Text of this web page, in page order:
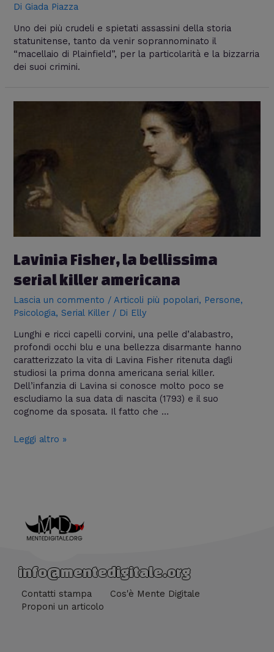
Di Giada Piazza
Uno dei più crudeli e spietati assassini della storia
statunitense, tanto da venir soprannominato il
“macellaio di Plainfield”, per la particolarità e la bizzarria
dei suoi crimini.
Lavinia Fisher, la bellissima
serial killer americana
Lascia un commento / Articoli più popolari, Persone,
Psicologia,Serial Killer / Di Elly
Lunghi e ricci capelli corvini, una pelle d’alabastro,
profondi occhi blu e una bellezza disarmante hanno
caratterizzato la vita di Lavina Fisher ritenuta dagli
studiosi la prima donna americana serial killer.
Dell’infanzia di Lavina si conosce molto poco se
escludiamo la sua data di nascita (1793) e il suo
cognome da sposata. Il fatto che …
serial
americana
Leggi altro »
info@mentedigitale.org
Contatti stampa
Cos'è Mente Digitale
Proponi un articolo